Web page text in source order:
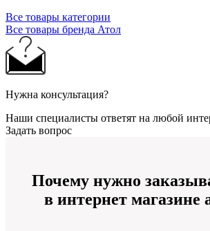
Все товары категории
Все товары бренда Атол
Нужна консультация?
Наши специалисты ответят на любой
Задать вопрос
Почему нужно
в интернет магазине